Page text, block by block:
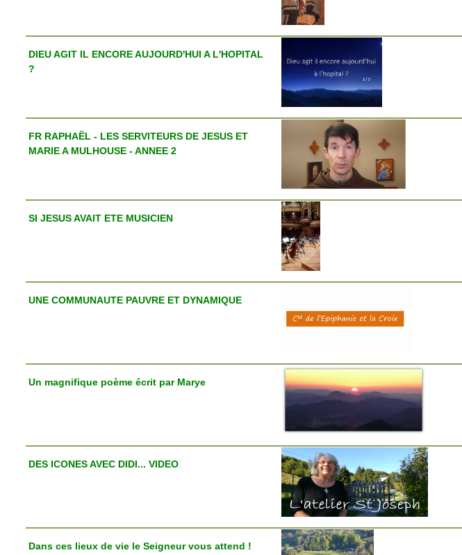
DIEU AGIT IL ENCORE AUJOURD'HUI A L'HOPITAL
?
FR RAPHAËL - LES SERVITEURS DE JESUS ET
MARIE A MULHOUSE - ANNEE 2
SI JESUS AVAIT ETE MUSICIEN
UNE COMMUNAUTE PAUVRE ET DYNAMIQUE
Un magnifique poème écrit par Marye
DES ICONES AVEC DIDI... VIDEO
Dans ces lieux de vie le Seigneur vous attend !